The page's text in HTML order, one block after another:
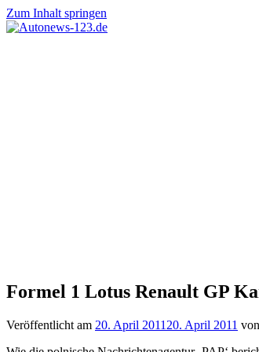
Zum Inhalt springen
Formel 1 Lotus Renault GP
Veröffentlicht am 20. April 2011 20. April 2011 von